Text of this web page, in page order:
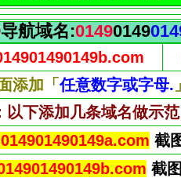
航域名:01490149
添加「任意数字或字母. 」
以下添加几条域名做示范
截
截